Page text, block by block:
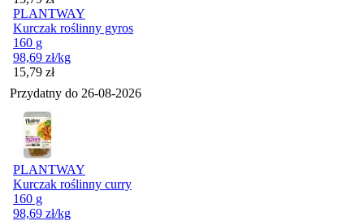
PLANTWAY
Kurczak roślinny gyros
160 g
98,69 zł/kg
Cena
15,79 zł
Przydatny do 26-08-2026
PLANTWAY
Kurczak roślinny curry
160 g
98,69 zł/kg